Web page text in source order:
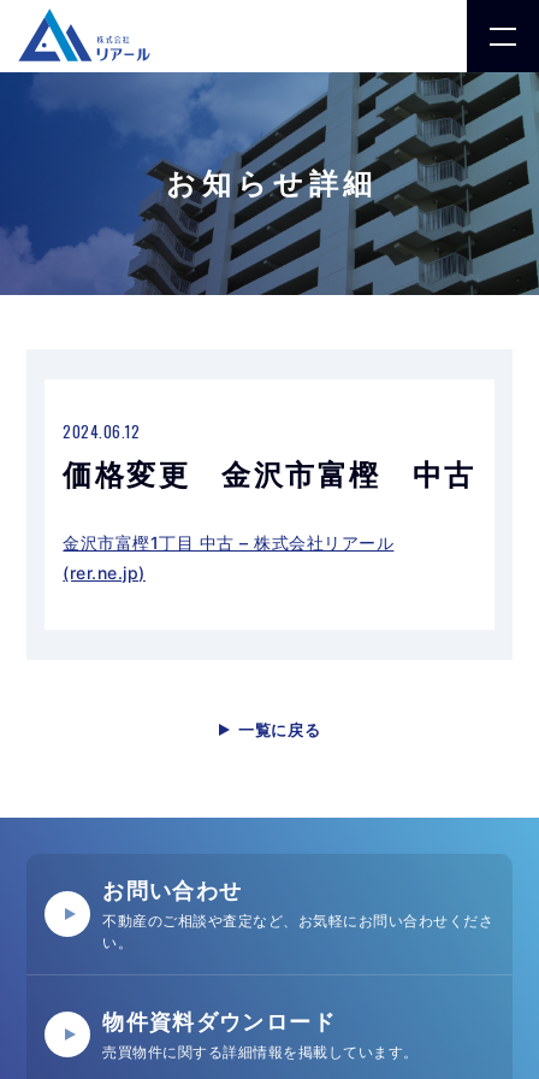
お知らせ詳細
2024.06.12
価格変更 金沢市富樫 中古
金沢市富樫1丁目 中古 – 株式会社リアール
(rer.ne.jp)
一覧に戻る
お問い合わせ
不動産のご相談や査定など、お気軽にお問い合わせくださ
い。
物件資料ダウンロード
売買物件に関する詳細情報を掲載しています。